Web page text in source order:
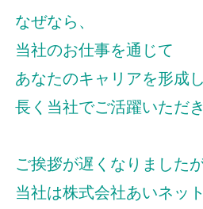
なぜなら、
当社のお仕事を通じて
あなたのキャリアを形成し
長く当社でご活躍いただ
ご挨拶が遅くなりましたが
当社は株式会社あいネッ